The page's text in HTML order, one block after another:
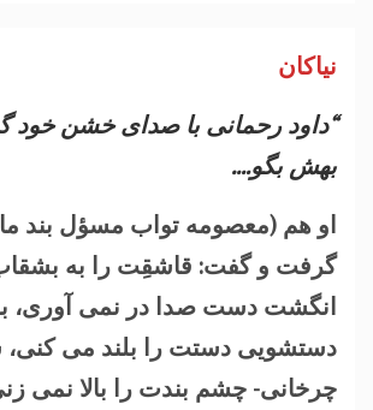
نیاکان
“داود رحمانی با صدای خشن خود
بهش بگو….
او هم (معصومه تواب مسؤل بند ما)
گرفت و گفت: قاشقِت را به بشقاب
انگشت دست صدا در نمی آوری،
دستشویی دستت را بلند می
چرخانی- چشم بندت را بالا نمی